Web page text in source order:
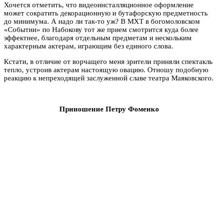
Хочется отметить, что видеоинсталляционное оформление
может сократить декорационную и бутафорскую предметность
до минимума. А надо ли так-то уж? В МХТ в богомоловском
«Событии» по Набокову тот же прием смотрится куда более
эффектнее, благодаря отдельным предметам и нескольким
характерным актерам, играющим без единого слова.
Кстати, в отличие от ворчащего меня зрители приняли спектакль
тепло, устроив актерам настоящую овацию. Отношу подобную
реакцию к непреходящей заслуженной славе театра Маяковского.
Приношение Петру Фоменко